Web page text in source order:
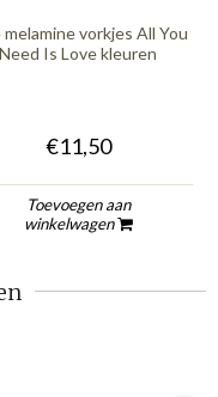
melamine vorkjes All You
Need Is Love kleuren
€11,50
Toevoegen aan
winkelwagen